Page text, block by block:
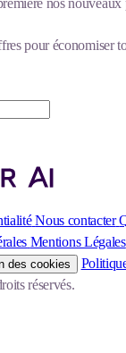
pour économiser
Nous contacter
Mentions Légales
des cookies
réservés.